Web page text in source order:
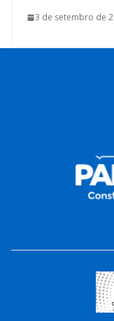
3 de setembro de